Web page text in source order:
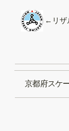
←リザ
京都府スケ